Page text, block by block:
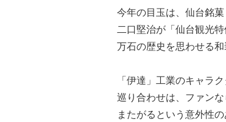
今年の目玉は、仙台銘
二口堅治が「仙台観光
万石の歴史を思わせる
「伊達」工業のキャラ
巡り合わせは、ファン
またがるという意外性